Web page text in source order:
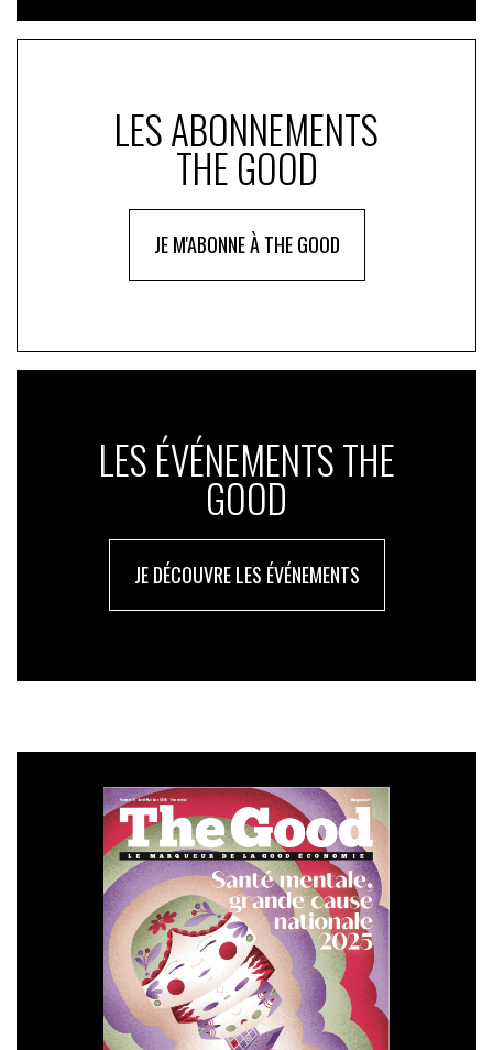
LES ABONNEMENTS
THE GOOD
JE M'ABONNE À THE GOOD
LES ÉVÉNEMENTS THE
GOOD
JE DÉCOUVRE LES ÉVÉNEMENTS